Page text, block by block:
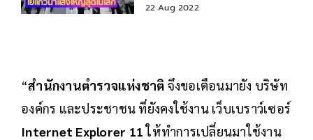
22 Aug 2022
“สำนักงานตำรวจแห่งชาติ จึงขอเตือนมายัง บริษัท
องค์กร และประชาชน ที่ยังคงใช้งาน เว็บเบราว์เซอร์
Internet Explorer 11ให้ทำการเปลี่ยนมาใช้งาน